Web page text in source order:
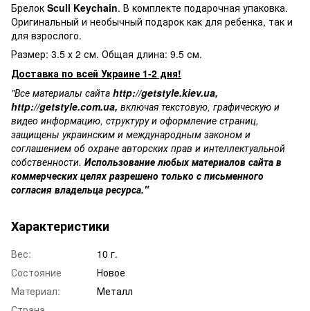
Брелок Scull Keychain. В комплекте подарочная упаковка.
Оригинальный и необычный подарок как для ребенка, так и
для взрослого.
Размер: 3.5 х 2 см. Общая длина: 9.5 см.
Доставка по всей Украине 1-2 дня!
"Все материалы сайта http://getstyle.kiev.ua,
http://getstyle.com.ua, включая текстовую, графическую и
видео информацию, структуру и оформление страниц,
защищены украинским и международным законом и
соглашением об охране авторских прав и интеллектуальной
собственности. Использование любых материалов сайта в
коммерческих целях разрешено только с письменного
согласия владельца ресурса."
Характеристики
Вес:
10 г.
Состояние
Новое
Материал:
Металл